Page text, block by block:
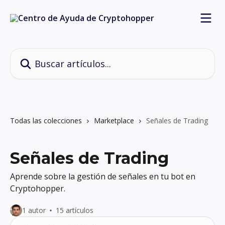
Todas las colecciones Marketplace Señales de Trading
Señales de Trading
Aprende sobre la gestión de señales en tu bot en
Cryptohopper.
1 autor 15 artículos